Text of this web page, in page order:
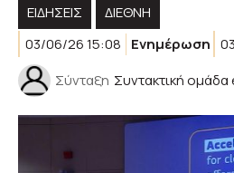
ΕΙΔΗΣΕΙΣ
ΔΙΕΘΝΗ
03/06/26 15:08
Ενημέρωση
Σύνταξη Συντακτική